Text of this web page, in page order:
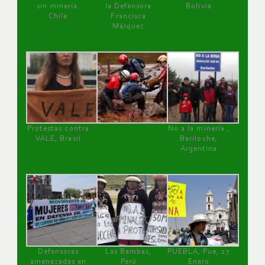
sin minería.
Chile
la Defensora
Francisca
Márquez
Bolivia
Protestas contra
VALE, Brasil
No a la minería ,
Bariloche,
Argentina
Defensoras
amenazadas en
Las Bambas,
Perú
PUEBLA, Pue, 27
Enero